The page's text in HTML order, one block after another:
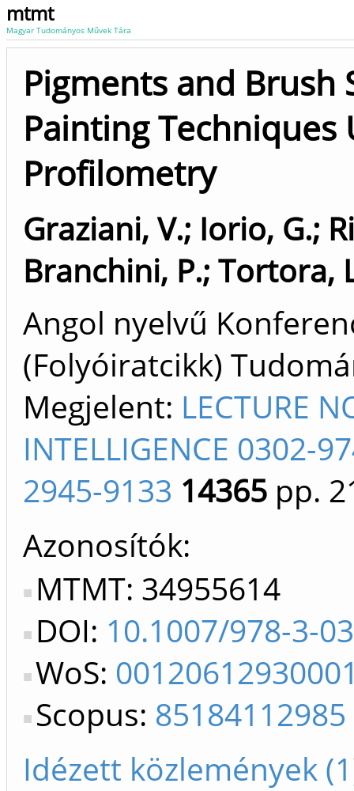
mtmt
Magyar Tudományos Művek Tára
Pigments and Brush
Painting Techniques
Profilometry
Graziani, V.; Iorio, G.;
Branchini, P.; Tortora,
Angol nyelvű
(Folyóiratcikk)
Megjelent: LECTURE
INTELLIGENCE 0302-
2945-9133 14365 pp.
Azonosítók
MTMT: 34955614
DOI: 10.1007/978-3-
WoS:
Scopus: 85184112985
Idézett közlemények